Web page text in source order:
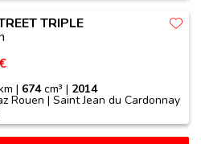
TRIPLE
| 674cm³ | 2014
Rouen | Saint Jean du Cardonnay